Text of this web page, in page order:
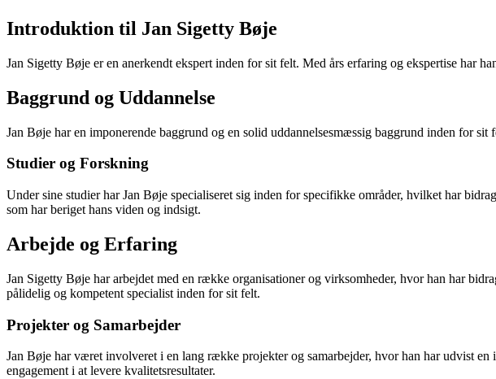
Introduktion til Jan Sigetty Bøje
Jan Sigetty Bøje er en anerkendt ekspert inden for sit felt. Med års erfaring og ekspertise har
Baggrund og Uddannelse
Jan Bøje har en imponerende baggrund og en solid uddannelsesmæssig baggrund inden for
Studier og Forskning
Under sine studier har Jan Bøje specialiseret sig inden for specifikke områder, hvilket har
som har beriget hans viden og indsigt.
Arbejde og Erfaring
Jan Sigetty Bøje har arbejdet med en række organisationer og virksomheder, hvor han har
pålidelig og kompetent specialist inden for sit felt.
Projekter og Samarbejder
Jan Bøje har været involveret i en lang række projekter og samarbejder, hvor han har udvist
engagement i at levere kvalitetsresultater.